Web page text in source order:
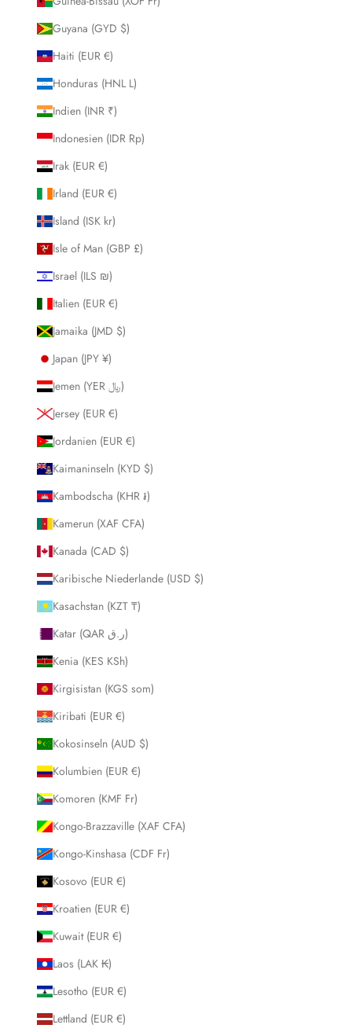
Guyana (GYD $)
Haiti (EUR €)
Honduras (HNL L)
Indien (INR ₹)
Indonesien (IDR Rp)
Irak (EUR €)
Irland (EUR €)
Island (ISK kr)
Isle of Man (GBP £)
Israel (ILS ₪)
Italien (EUR €)
Jamaika (JMD $)
Japan (JPY ¥)
Jemen (YER ﷼)
Jersey (EUR €)
Jordanien (EUR €)
Kaimaninseln (KYD $)
Kambodscha (KHR ៛)
Kamerun (XAF CFA)
Kanada (CAD $)
Karibische Niederlande (USD $)
Kasachstan (KZT ₸)
Katar (QAR ر.ق)
Kenia (KES KSh)
Kirgisistan (KGS som)
Kiribati (EUR €)
Kokosinseln (AUD $)
Kolumbien (EUR €)
Komoren (KMF Fr)
Kongo-Brazzaville (XAF CFA)
Kongo-Kinshasa (CDF Fr)
Kosovo (EUR €)
Kroatien (EUR €)
Kuwait (EUR €)
Laos (LAK ₭)
Lesotho (EUR €)
Lettland (EUR €)